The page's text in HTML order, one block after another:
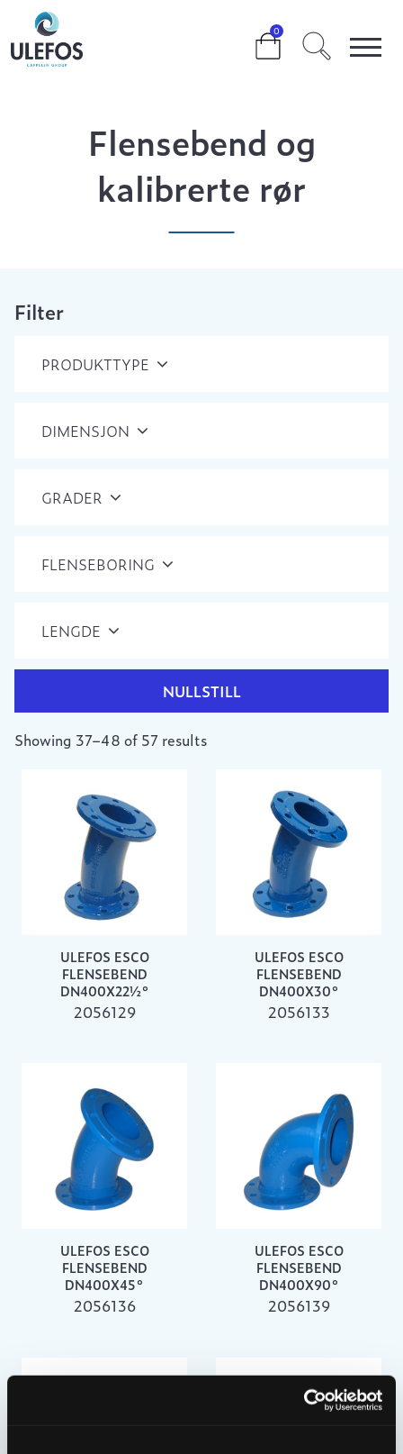
0
>> FLENSEBEND OG KALIBRERTE RØR
Flensebend og
kalibrerte rør
Filter
PRODUKTTYPE
DIMENSJON
GRADER
FLENSEBORING
LENGDE
NULLSTILL
Showing 37–48 of 57 results
ULEFOS ESCO
FLENSEBEND
DN400X22½°
2056129
ULEFOS ESCO
FLENSEBEND
DN400X30°
2056133
ULEFOS ESCO
FLENSEBEND
DN400X45°
2056136
ULEFOS ESCO
FLENSEBEND
DN400X90°
2056139